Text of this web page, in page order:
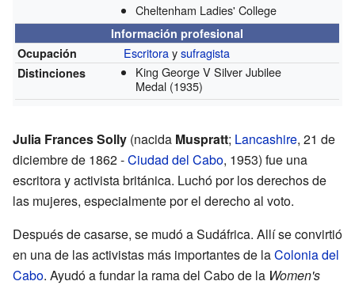
Cheltenham Ladies' College
Información profesional
Ocupación
Escritoraysufragista
Distinciones
King George V Silver Jubilee
Medal (1935)
Julia Frances Solly (nacida Muspratt; Lancashire, 21 de
diciembre de 1862 -Ciudad del Cabo, 1953) fue una
escritora y activista británica. Luchó por los derechos de
las mujeres, especialmente por el derecho al voto.
Después de casarse, se mudó a Sudáfrica. Allí se convirtió
en una de las activistas más importantes de laColonia del
Cabo. Ayudó a fundar la rama del Cabo de la Women's